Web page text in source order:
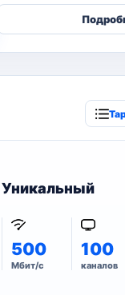
Уникальный
500
Мбит/с
100
каналов